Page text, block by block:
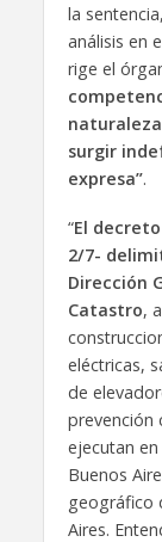
la
análisis en
rige el
surgir
expresa”.
“El
2/7-
Dirección
Catastro,
eléctricas,
de
prevención
ejecutan
Buenos
geográfico
Aires.